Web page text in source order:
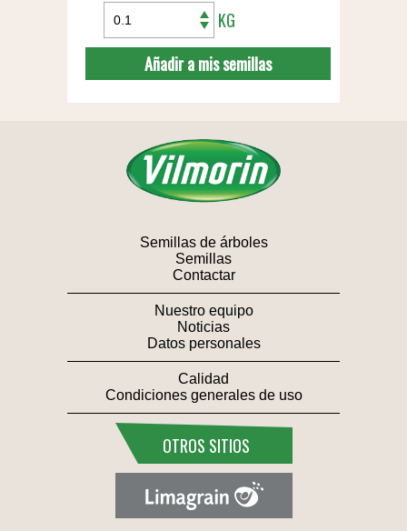
KG
Añadir a mis semillas
Semillas de árboles
Semillas
Contactar
Nuestro equipo
Noticias
Datos personales
Calidad
Condiciones generales de uso
OTROS SITIOS